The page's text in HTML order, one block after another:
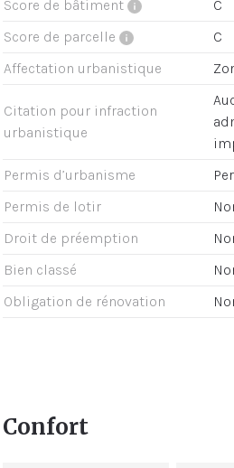
Score de bâtiment
C
Score de parcelle
C
Affectation urbanistique
Citation pour infraction
urbanistique
Permis d’urbanisme
Permis de lotir
Droit de préemption
Bien classé
Obligation de rénovation
Confort